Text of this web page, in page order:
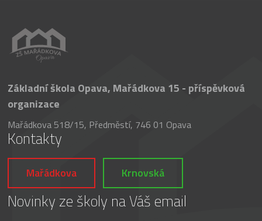
Základní škola Opava, Mařádkova 15 - příspěvková
organizace
Mařádkova 518/15, Předměstí, 746 01 Opava
Kontakty
Mařádkova Krnovská
Novinky ze školy na Váš email